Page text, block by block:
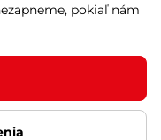
pokiaľ nám